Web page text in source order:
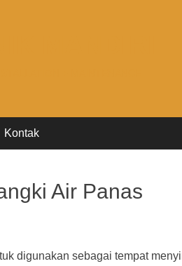
Kontak
Air Panas
digunakan sebagai tempat